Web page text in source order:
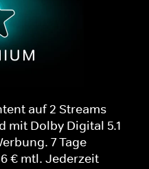
auf 2 Streams
mit Dolby Digital 5.1
7 Tage
€ mtl. Jederzeit